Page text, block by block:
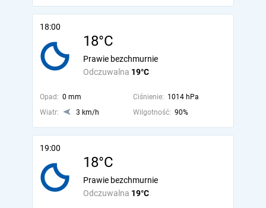
18:00
18°C
Odczuwalna 19°C
Prawie bezchmurnie
Opad: 0 mm Ciśnienie: 1014 hPa
Wiatr:
3 km/h Wilgotność: 90%
19:00
18°C
Odczuwalna 19°C
Prawie bezchmurnie